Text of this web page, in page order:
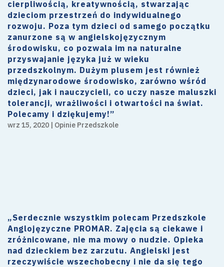
cierpliwością, kreatywnością, stwarzając
dzieciom przestrzeń do indywidualnego
rozwoju. Poza tym dzieci od samego początku
zanurzone są w angielskojęzycznym
środowisku, co pozwala im na naturalne
przyswajanie języka już w wieku
przedszkolnym. Dużym plusem jest również
międzynarodowe środowisko, zarówno wśród
dzieci, jak i nauczycieli, co uczy nasze maluszki
tolerancji, wrażliwości i otwartości na świat.
Polecamy i dziękujemy!”
wrz 15, 2020 | Opinie Przedszkole
„Serdecznie wszystkim polecam Przedszkole
Anglojęzyczne PROMAR. Zajęcia są ciekawe i
zróżnicowane, nie ma mowy o nudzie. Opieka
nad dzieckiem bez zarzutu. Angielski jest
rzeczywiście wszechobecny i nie da się tego